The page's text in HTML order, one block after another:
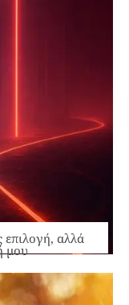
αλλά
μου